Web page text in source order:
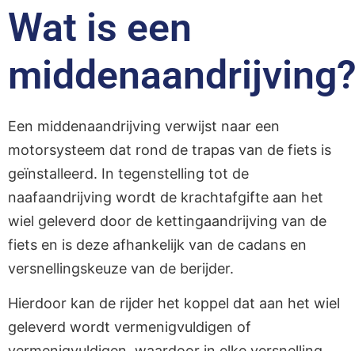
Wat is een
Een middenaandrijving verwijst naar een
motorsysteem dat rond de trapas van de fiets is
geïnstalleerd. In tegenstelling tot de
naafaandrijving wordt de krachtafgifte aan het
wiel geleverd door de kettingaandrijving van de
fiets en is deze afhankelijk van de cadans en
versnellingskeuze van de berijder.
Hierdoor kan de rijder het koppel dat aan het wiel
geleverd wordt vermenigvuldigen of